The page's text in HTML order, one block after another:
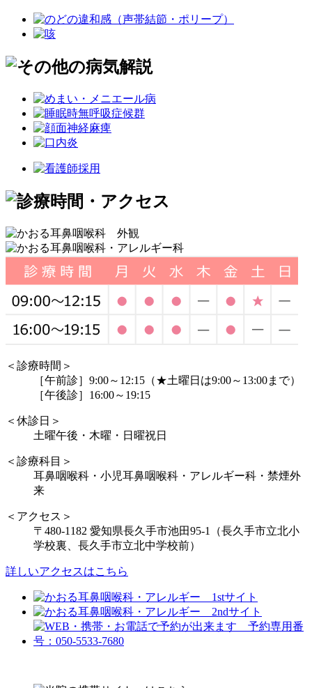
＜診療時間＞
［午前診］9:00～12:15（★土曜日は9:00～13:00まで）
［午後診］16:00～19:15
＜休診日＞
土曜午後・木曜・日曜祝日
＜診療科目＞
耳鼻咽喉科・小児耳鼻咽喉科・アレルギー科・禁煙外
来
＜アクセス＞
〒480-1182 愛知県長久手市池田95-1（長久手市立北小
学校裏、長久手市立北中学校前）
詳しいアクセスはこちら